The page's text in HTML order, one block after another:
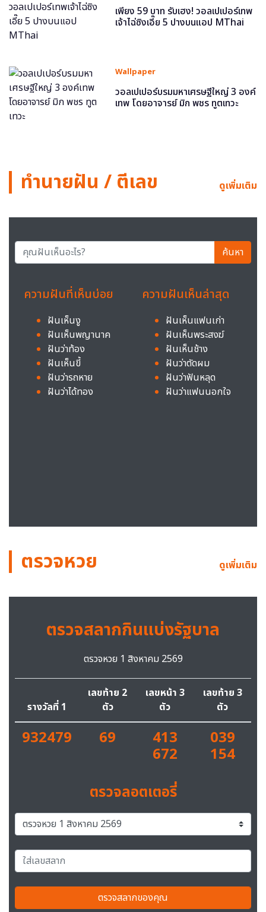
เพียง 59 บาท รับเฮง! วอลเปเปอร์เทพ
เจ้าไฉ่ซิงเอี๊ย 5 ปางบนแอป MThai
Wallpaper
วอลเปเปอร์บรมมหาเศรษฐีใหญ่ 3 องค์
เทพ โดยอาจารย์ มิก พชร ทูตเทวะ
ทำนายฝัน / ตีเลข ดูเพิ่มเติม
ค้นหา
ความฝันที่เห็นบ่อย
ฝันเห็นงู
ฝันเห็นพญานาค
ฝันว่าท้อง
ฝันเห็นขี้
ฝันว่ารถหาย
ฝันว่าได้ทอง
ความฝันเห็นล่าสุด
ฝันเห็นแฟนเก่า
ฝันเห็นพระสงฆ์
ฝันเห็นช้าง
ฝันว่าตัดผม
ฝันว่าฟันหลุด
ฝันว่าแฟนนอกใจ
ตรวจหวย ดูเพิ่มเติม
ตรวจสลากกินแบ่งรัฐบาล
ตรวจหวย 1 สิงหาคม 2569
รางวัลที่ 1
เลขท้าย 2
ตัว
เลขหน้า 3
ตัว
เลขท้าย 3
ตัว
932479 69 413
672
039
154
ตรวจลอตเตอรี่
ตรวจสลากของคุณ